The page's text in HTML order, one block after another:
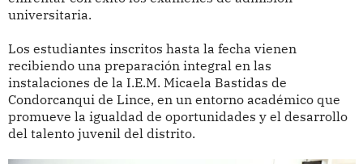
universitaria.
Los estudiantes inscritos hasta la fecha vienen
recibiendo una preparación integral en las
instalaciones de la I.E.M. Micaela Bastidas de
Condorcanqui de Lince, en un entorno académico que
promueve la igualdad de oportunidades y el desarrollo
del talento juvenil del distrito.